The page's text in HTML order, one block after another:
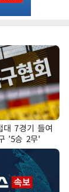
대 7경기 들여
'5승 2무'